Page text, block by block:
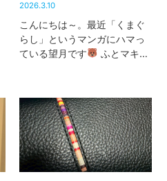
2026.3.10
こんにちは～。最近「くまぐ
らし」というマンガにハマっ
ている望月です
ふとマキノ
ーペットのような景色が目に
入りました。 去年も咲いてい
たのかなぁ・・・（たぶん去
年も咲い […]